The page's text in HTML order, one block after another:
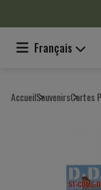
Français
AccueilSouvenirsCartes